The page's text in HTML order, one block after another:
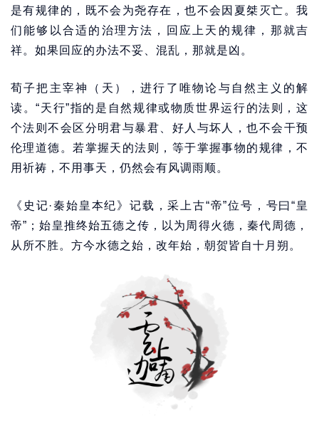
是有规律的，既不会为尧存在，也不会因夏桀灭亡。我
们能够以合适的治理方法，回应上天的规律，那就吉
祥。如果回应的办法不妥、混乱，那就是凶。
荀子把主宰神（天），进行了唯物论与自然主义的解
读。“天行”指的是自然规律或物质世界运行的法则，这
个法则不会区分明君与暴君、好人与坏人，也不会干预
伦理道德。若掌握天的法则，等于掌握事物的规律，不
用祈祷，不用事天，仍然会有风调雨顺。
《史记·秦始皇本纪》记载，采上古“帝”位号，号曰“皇
帝”；始皇推终始五德之传，以为周得火德，秦代周德，
从所不胜。方今水德之始，改年始，朝贺皆自十月朔。